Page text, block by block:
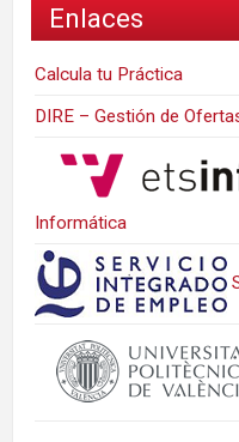
Enlaces
Calcula tu Práctica
DIRE – Gestión de
Informática